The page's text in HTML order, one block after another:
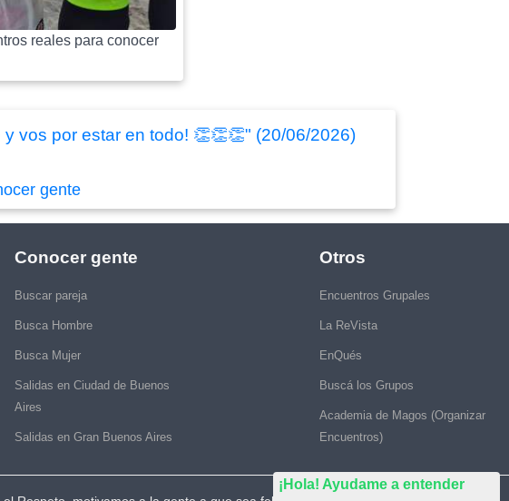
¡Hola! Ayudame a entender
reales para conocer
vos por estar en todo! 👏👏👏" (20/06/2026)
gente
Conocer gente
Buscar pareja
Busca Hombre
Busca Mujer
Salidas en Ciudad de Buenos
Aires
Salidas en Gran Buenos Aires
Otros
Encuentros Grupales
La ReVista
EnQués
Buscá los Grupos
Academia de Magos (Organizar
Encuentros)